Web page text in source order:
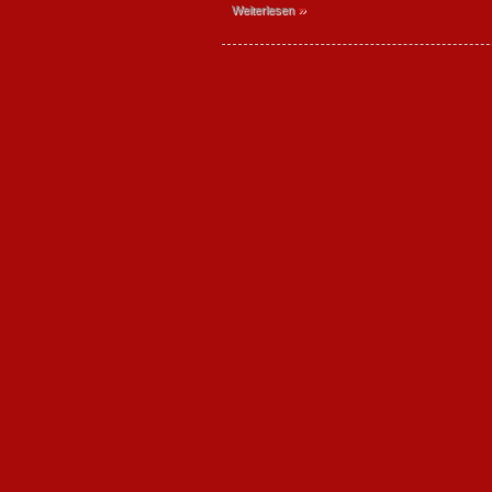
Weiterlesen »